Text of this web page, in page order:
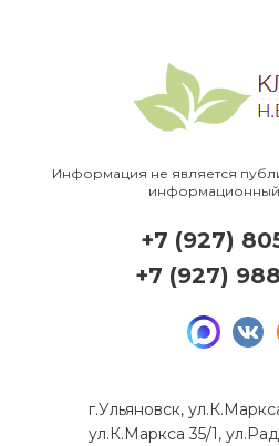
Информация не является
информационный
г.Ульяновск,
ул.К.Маркса 35/1,
+7 (927)
+7 (927)